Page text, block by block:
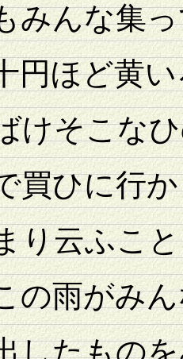
な集っ
ど黄いろ
こなひ
に行か
ふこと
がみんな
ものを